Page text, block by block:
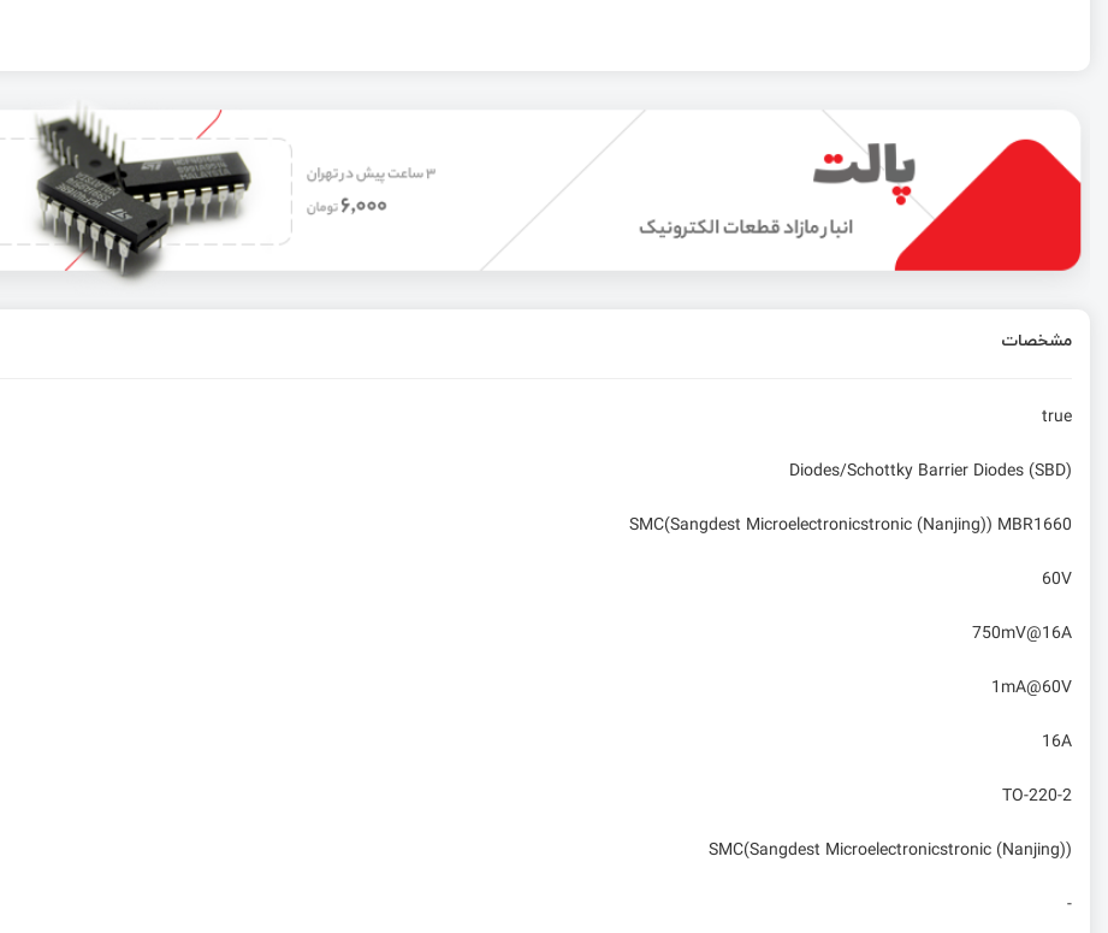
مشخصات
true
Diodes/Schottky Barrier Diodes (SBD)
SMC(Sangdest Microelectronicstronic (Nanjing)) MBR1660
60V
750mV@16A
1mA@60V
16A
TO-220-2
SMC(Sangdest Microelectronicstronic (Nanjing))
-